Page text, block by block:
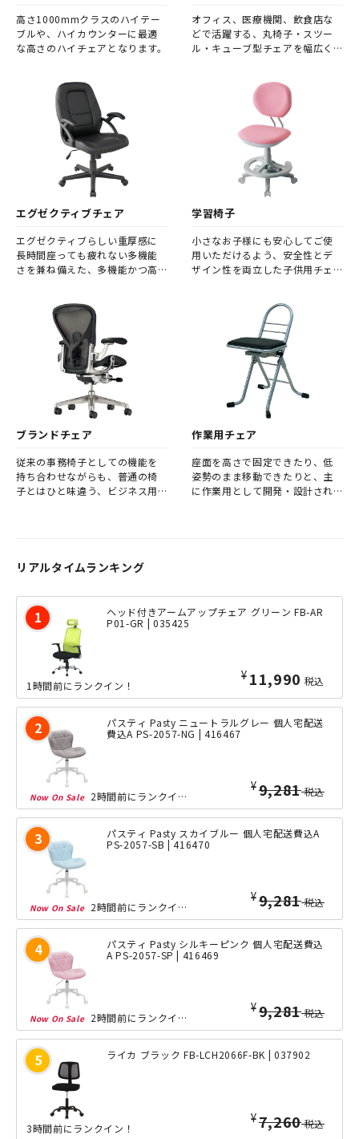
高さ1000mmクラスのハイテー
ブルや、ハイカウンターに最適
な高さのハイチェアとなります。
オフィス、医療機関、飲食店な
どで活躍する、丸椅子・スツー
ル・キューブ型チェアを幅広く
エグゼクティブチェア
エグゼクティブらしい重厚感に
長時間座っても疲れない多機能
さを兼ね備えた、多機能かつ高
学習椅子
小さなお子様にも安心してご使
用いただけるよう、安全性とデ
ザイン性を両立した子供用チェ
ブランドチェア
従来の事務椅子としての機能を
持ち合わせながらも、普通の椅
子とはひと味違う、ビジネス用
を体感してください。
作業用チェア
座面を高さで固定できたり、低
姿勢のまま移動できたりと、主
に作業用として開発・設計され
リアルタイムランキング
ヘッド付きアームアップチェア グリーン FB-AR
P01-GR | 035425
¥ 11,990 税込
1時間前にランクイン！
パスティ Pasty ニュートラルグレー 個人宅配送
費込A PS-2057-NG | 416467
¥5,000税込
2時間前にランクイン！
パスティ Pasty スカイブルー 個人宅配送費込A
PS-2057-SB | 416470
¥5,000税込
2時間前にランクイン！
パスティ Pasty シルキーピンク 個人宅配送費込
A PS-2057-SP | 416469
¥5,000税込
2時間前にランクイン！
ライカ ブラック FB-LCH2066F-BK | 037902
¥6,780税込
3時間前にランクイン！